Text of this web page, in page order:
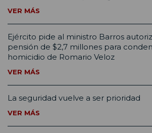
VER MÁS
Ejército pide al ministro Barros
pensión de $2,7 millones para
homicidio de Romario Veloz
VER MÁS
La seguridad vuelve a ser prioridad
VER MÁS